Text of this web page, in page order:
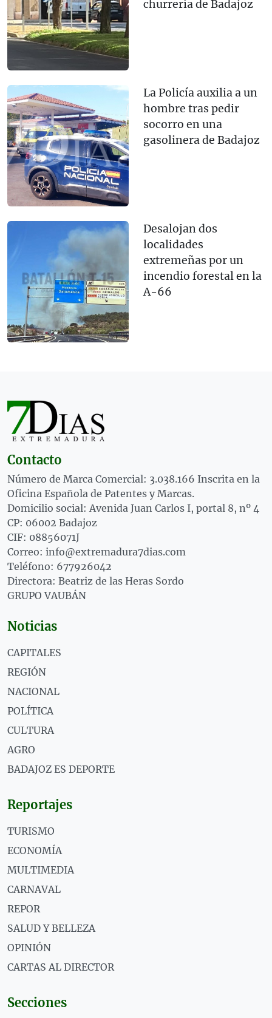
churrería de Badajoz
La Policía auxilia a un
hombre tras pedir
socorro en una
gasolinera de Badajoz
Desalojan dos
localidades
extremeñas por un
incendio forestal en la
A-66
Contacto
Número de Marca Comercial: 3.038.166 Inscrita en la
Oficina Española de Patentes y Marcas.
Domicilio social: Avenida Juan Carlos I, portal 8, nº 4
CP: 06002 Badajoz
CIF: 08856071J
Correo: info@extremadura7dias.com
Teléfono: 677926042
Directora: Beatriz de las Heras Sordo
GRUPO VAUBÁN
Noticias
CAPITALES
REGIÓN
NACIONAL
POLÍTICA
CULTURA
AGRO
BADAJOZ ES DEPORTE
Reportajes
TURISMO
ECONOMÍA
MULTIMEDIA
CARNAVAL
REPOR
SALUD Y BELLEZA
OPINIÓN
CARTAS AL DIRECTOR
Secciones